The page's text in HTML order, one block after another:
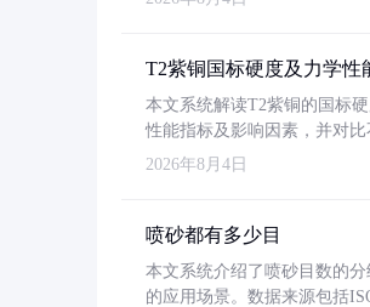
T2紫铜国标硬度及力学性
本文系统解读T2紫铜的国标
性能指标及影响因素，并对
2026年8月4日
喷砂都有多少目
本文系统介绍了喷砂目数的
的应用场景。数据来源包括